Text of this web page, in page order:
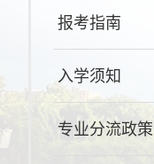
报考指南
入学须知
专业分流政策